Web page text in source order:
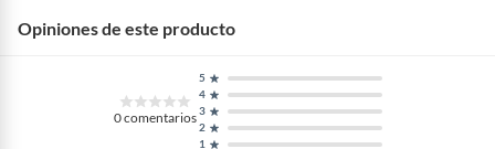
1 año
Opiniones de este producto
0comentarios
1
2
3
4
5